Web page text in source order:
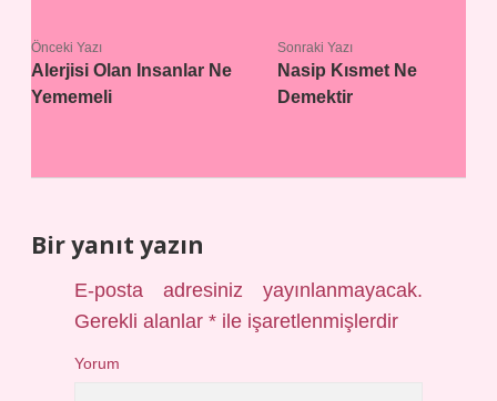
Önceki Yazı
Alerjisi Olan Insanlar Ne
Yememeli
Sonraki Yazı
Nasip Kısmet Ne
Demektir
Bir yanıt yazın
E-posta adresiniz yayınlanmayacak.
Gerekli alanlar* ile işaretlenmişlerdir
Yorum